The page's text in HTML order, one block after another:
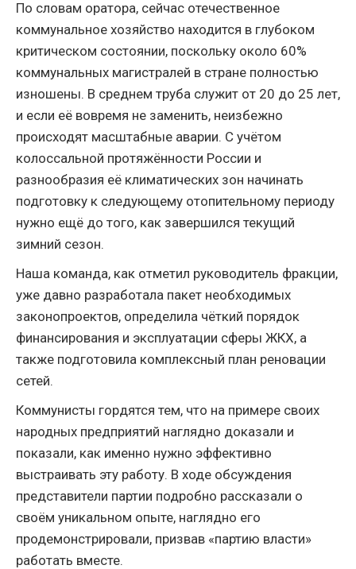
По словам оратора, сейчас отечественное
коммунальное хозяйство находится в глубоком
критическом состоянии, поскольку около 60%
коммунальных магистралей в стране полностью
изношены. В среднем труба служит от 20 до 25 лет,
и если её вовремя не заменить, неизбежно
происходят масштабные аварии. С учётом
колоссальной протяжённости России и
разнообразия её климатических зон начинать
подготовку к следующему отопительному периоду
нужно ещё до того, как завершился текущий
зимний сезон.
Наша команда, как отметил руководитель фракции,
уже давно разработала пакет необходимых
законопроектов, определила чёткий порядок
финансирования и эксплуатации сферы ЖКХ, а
также подготовила комплексный план реновации
сетей.
Коммунисты гордятся тем, что на примере своих
народных предприятий наглядно доказали и
показали, как именно нужно эффективно
выстраивать эту работу. В ходе обсуждения
представители партии подробно рассказали о
своём уникальном опыте, наглядно его
продемонстрировали, призвав «партию власти»
работать вместе.